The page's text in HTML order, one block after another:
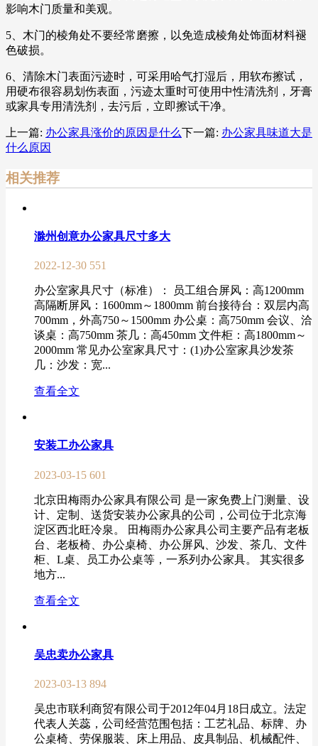
影响木门质量和美观。
5、木门的棱角处不要经常磨擦，以免造成棱角处饰面材料褪
色破损。
6、清除木门表面污迹时，可采用哈气打湿后，用软布擦试，
用硬布很容易划伤表面，污迹太重时可使用中性清洗剂，牙膏
或家具专用清洗剂，去污后，立即擦试干净。
上一篇: 办公家具涨价的原因是什么下一篇: 办公家具味道大是
什么原因
相关推荐
滁州创意办公家具尺寸多大
2022-12-30 551
办公室家具尺寸（标准）： 员工组合屏风：高1200mm
高隔断屏风：1600mm～1800mm 前台接待台：双层内高
700mm，外高750～1500mm 办公桌：高750mm 会议、洽
谈桌：高750mm 茶几：高450mm 文件柜：高1800mm～
2000mm 常见办公室家具尺寸：(1)办公室家具沙发茶
几：沙发：宽...
查看全文
安装工办公家具
2023-03-15 601
北京田梅雨办公家具有限公司 是一家免费上门测量、设
计、定制、送货安装办公家具的公司，公司位于北京海
淀区西北旺冷泉。 田梅雨办公家具公司主要产品有老板
台、老板椅、办公桌椅、办公屏风、沙发、茶几、文件
柜、L桌、员工办公桌等，一系列办公家具。 其实很多
地方...
查看全文
吴忠卖办公家具
2023-03-13 894
吴忠市联利商贸有限公司于2012年04月18日成立。法定
代表人关蕊，公司经营范围包括：工艺礼品、标牌、办
公桌椅、劳保服装、床上用品、皮具制品、机械配件、